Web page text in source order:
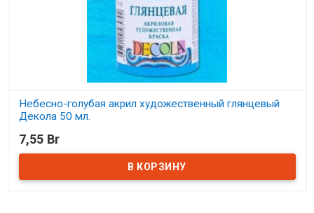
Небесно-голубая акрил художественный глянцевый
Декола 50 мл.
В наличии
7,55 Br